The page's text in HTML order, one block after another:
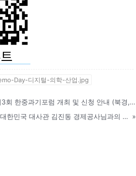
Day-디지털-의학-산업.jpg
[행사 안내] 2025년도 제3회 한중과기포럼 개최 및 신청 안내 (북경, 2025년 6월 30일(월))
[재중과협 뉴스] 신임 주중 대한민국 대사관 김진동 경제공사님과의 오찬 미팅 개최
»